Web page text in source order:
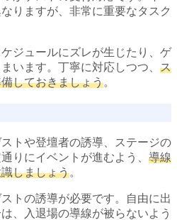
りますが、非常に重要なタスク
ジュールにズレが生じたり、ゲ
います。丁寧に対応しつつ、 ス
しておきましょう。
トや登壇者の誘導、ステージの
りにイベントが進むよう、 導線
しましょう。
トの誘導が必要です。自由に出
、入退場の導線が被らないよう